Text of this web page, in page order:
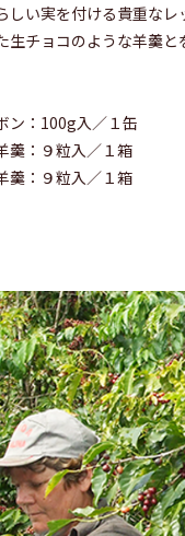
しい実を付ける貴重なレ
生チョコのような羊羹と
ン：100g入／１缶
羹：９粒入／１箱
羹：９粒入／１箱